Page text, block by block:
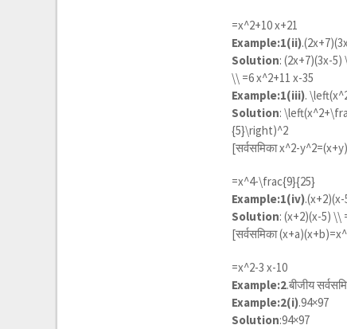
=x^2+10 x+21
Example:1(ii)
Solution:(2x+7)(3x-
\\ =6 x^2+11 x-35
Example:1(iii).
Solution:
{5}\right)^2
[सर्वसमिकाx^2-
=x^4-\frac{9}{25}
Example:1(iv).(x+2)(x-
Solution:(x+2)(x-5) \\
[सर्वसमिका
=x^2-3 x-10
Example:2.बीजीय
Example:2(i).94×97
Solution:94×97